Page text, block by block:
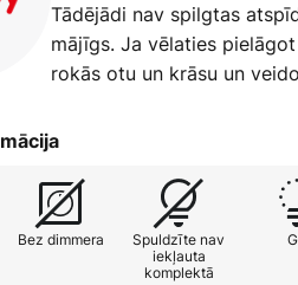
Tādējādi nav spilgtas
mājīgs. Ja vēlaties
rokās otu un krāsu un
Bez dimmera
Spuldzīte nav
iekļauta
komplektā